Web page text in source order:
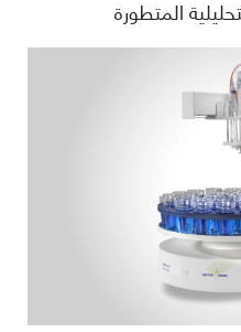
المتطورة